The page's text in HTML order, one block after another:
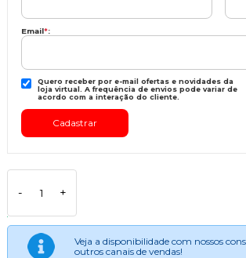
Email*:
Quero receber por e-mail ofertas e novidades da
loja virtual. A frequência de envios pode variar de
acordo com a interação do cliente.
- +
Veja a disponibilidade com nossos
outros canais de vendas!